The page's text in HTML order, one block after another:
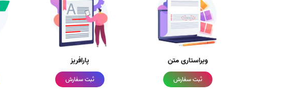
ویراستاری متن
ثبت سفارش
پارافریز
ثبت سفارش